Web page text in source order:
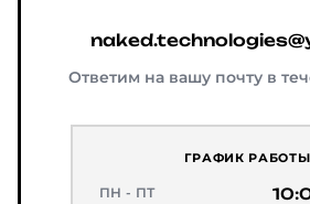
Ответим на вашу почту в
ГРАФИК РАБОТЫ
ПН - ПТ